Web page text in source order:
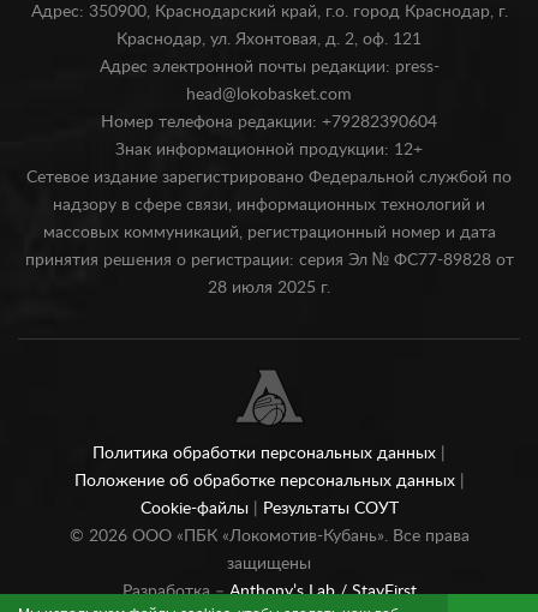
Адрес: 350900, Краснодарский край, г.о. город Краснодар, г.
Краснодар, ул. Яхонтовая, д. 2, оф. 121
Адрес электронной почты редакции: press-
head@lokobasket.com
Номер телефона редакции: +79282390604
Знак информационной продукции: 12+
Сетевое издание зарегистрировано Федеральной службой по
надзору в сфере связи, информационных технологий и
массовых коммуникаций, регистрационный номер и дата
принятия решения о регистрации: серия Эл № ФС77-89828 от
28 июля 2025 г.
Политика обработки персональных данных
Положение об обработке персональных данных
Cookie-файлы
Результаты СОУТ
© 2026ООО «ПБК «Локомотив-Кубань». Все права
защищены
Разработка –Anthony’s Lab /StayFirst